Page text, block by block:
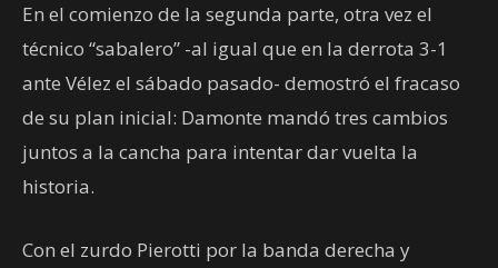
En el comienzo de la segunda parte, otra vez el
técnico “sabalero” -al igual que en la derrota 3-1
ante Vélez el sábado pasado- demostró el fracaso
de su plan inicial: Damonte mandó tres cambios
juntos a la cancha para intentar dar vuelta la
historia.
Con el zurdo Pierotti por la banda derecha y